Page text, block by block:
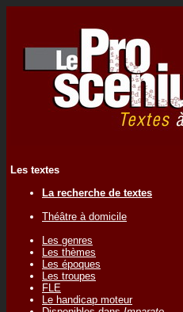
Les textes
La recherche de textes
Théâtre à domicile
Les genres
Les thèmes
Les époques
Les troupes
FLE
Le handicap moteur